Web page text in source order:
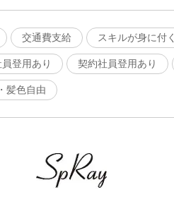
交通費支給 スキルが身に付く
登用あり 契約社員登用あり
髪色自由